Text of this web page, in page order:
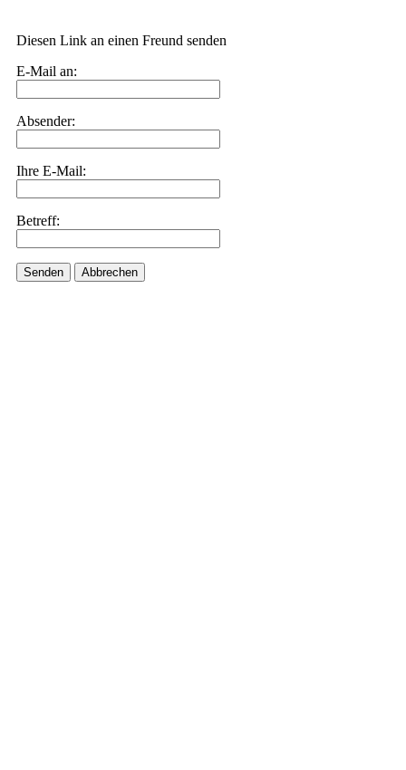
Diesen Link an einen Freund senden
E-Mail an:
Absender:
Ihre E-Mail:
Betreff:
Senden Abbrechen